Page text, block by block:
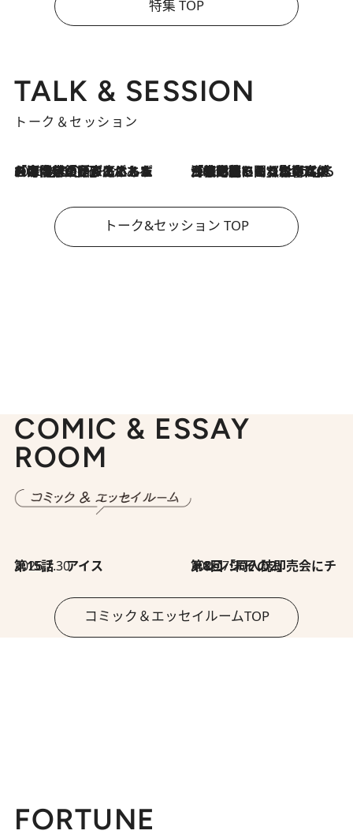
特集 TOP
TALK & SESSION
トーク＆セッション
2026.8.3
「今後値上げがあるとすれば…」「リスクがあるのは今年の冬」エネルギー専門家が語る、ホルムズ海峡封鎖が家庭にもたらす“ある心配” 2026.8.3
「住宅建てられない…」「サーチャージ料の高値が続いている」ホルムズ海峡封鎖による影響はいつまで続く？《エネルギー専門家に聞く“どうなる日本の暮らし”》
トーク&セッション TOP
COMIC & ESSAY
ROOM
2026.7.30
第15話 アイス 2026.7.30
第8回「同人誌即売会にチャレンジ その2」
コミック＆エッセイルームTOP
FORTUNE